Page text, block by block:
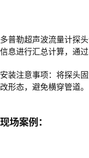
多普勒超声波流量计探
信息进行汇总计算，通
安装注意事项：将探头
改形态，避免横穿管道。
现场案例：